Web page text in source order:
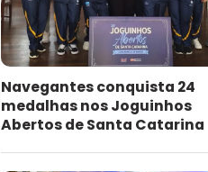
Navegantes conquista 24
medalhas nos Joguinhos
Abertos de Santa Catarina